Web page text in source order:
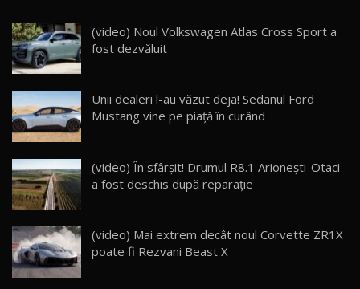
15
chinez care face lumea să se întoarcă după el
/ AutoBlog.MD
17:27
16 14:37
17
AutoBlogMD
13:10
(video) Noul Volkswagen Atlas Cross Sport a
fost dezvăluit
Unii dealeri l-au văzut deja! Sedanul Ford
Mustang vine pe piață în curând
(video) În sfârșit! Drumul R8.1 Arionești-Otaci
a fost deschis după reparație
(video) Mai extrem decât noul Corvette ZR1X
poate fi Rezvani Beast X